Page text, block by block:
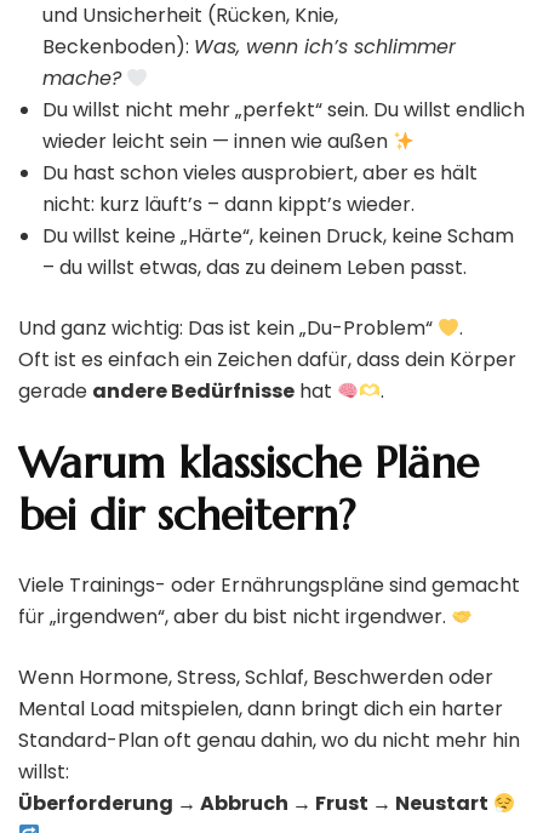
und Unsicherheit (Rücken, Knie,
Beckenboden): Was, wenn ich’s schlimmer
mache?
Du willst nicht mehr „perfekt“ sein. Du willst endlich
wieder leicht sein — innen wie außen
Du hast schon vieles ausprobiert, aber es hält
nicht: kurz läuft’s – dann kippt’s wieder.
Du willst keine „Härte“, keinen Druck, keine Scham
– du willst etwas, das zu deinem Leben passt.
Und ganz wichtig: Das ist kein „Du-Problem“
.
Oft ist es einfach ein Zeichen dafür, dass dein Körper
gerade andere Bedürfnisse hat .
Warum klassische Pläne
bei dir scheitern?
Viele Trainings- oder Ernährungspläne sind gemacht
für „irgendwen“, aber du bist nicht irgendwer.
Wenn Hormone, Stress, Schlaf, Beschwerden oder
Mental Load mitspielen, dann bringt dich ein harter
Standard-Plan oft genau dahin, wo du nicht mehr hin
willst:
Überforderung → Abbruch → Frust → Neustart